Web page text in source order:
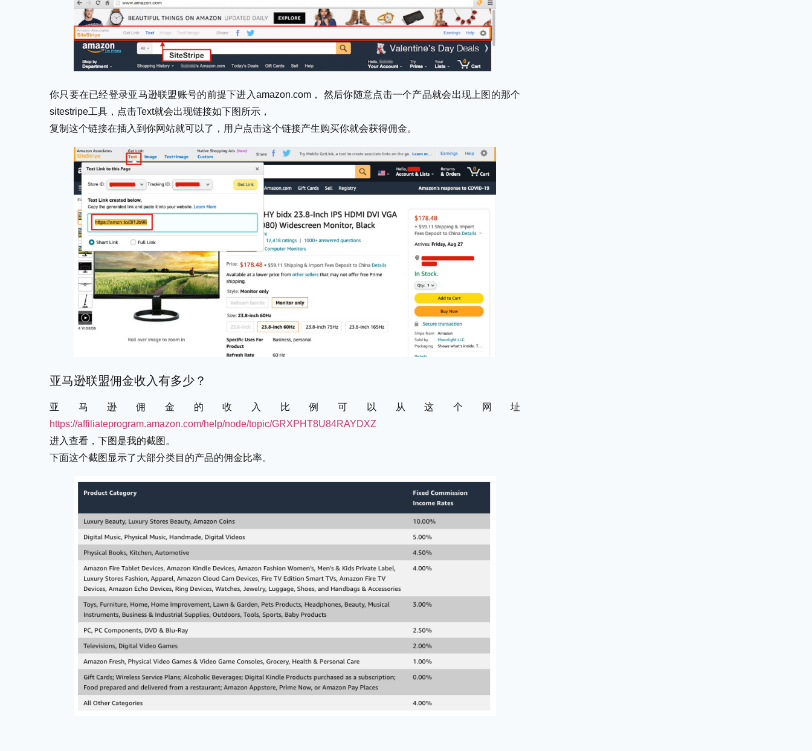
你只要在已经登录亚马逊联盟账号的前提下进入amazon.com， 然后你随意点击一个产品就会出现上图的那个
sitestripe工具，点击Text就会出现链接如下图所示，
复制这个链接在插入到你网站就可以了，用户点击这个链接产生购买你就会获得佣金。
亚马逊联盟佣金收入有多少？
亚马逊佣金的收入比例可以从这个网址
https://affiliateprogram.amazon.com/help/node/topic/GRXPHT8U84RAYDXZ
进入查看，下图是我的截图。
下面这个截图显示了大部分类目的产品的佣金比率。